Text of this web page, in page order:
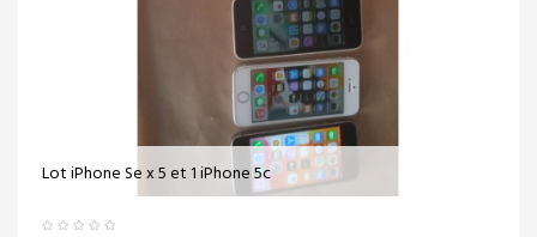
Lot iPhone Se x 5 et 1 iPhone 5c